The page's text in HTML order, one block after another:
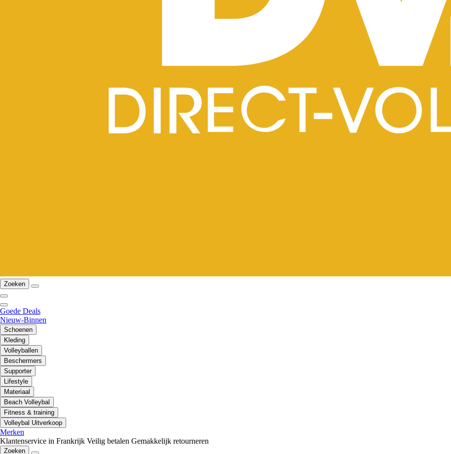
Zoeken
Goede Deals
Nieuw-Binnen
Schoenen
Kleding
Volleyballen
Beschermers
Supporter
Lifestyle
Materiaal
Beach Volleybal
Fitness & training
Volleybal Uitverkoop
Merken
Klantenservice in Frankrijk Veilig betalen Gemakkelijk retourneren
Zoeken